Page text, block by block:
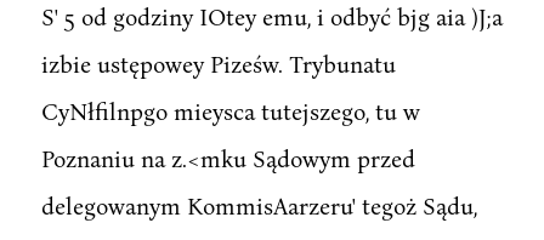
S' 5 od godziny IOtey emu, i odbyć bjg aia )J;a
izbie ustępowey Piześw. Trybunatu
CyNłfilnpgo mieysca tutejszego, tu w
Poznaniu na z.<mku Sądowym przed
delegowanym KommisAarzeru' tegoż Sądu,